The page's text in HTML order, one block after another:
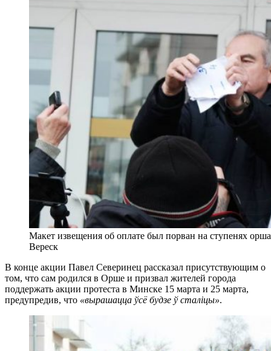
Макет извещения об оплате был порван на ступенях
Вереск
В конце акции Павел Северинец рассказал присутствующим о
том, что сам родился в Орше и призвал жителей города
поддержать акции протеста в Минске 15 марта и 25 марта,
предупредив, что «вырашацца ўсё будзе ў сталіцы».